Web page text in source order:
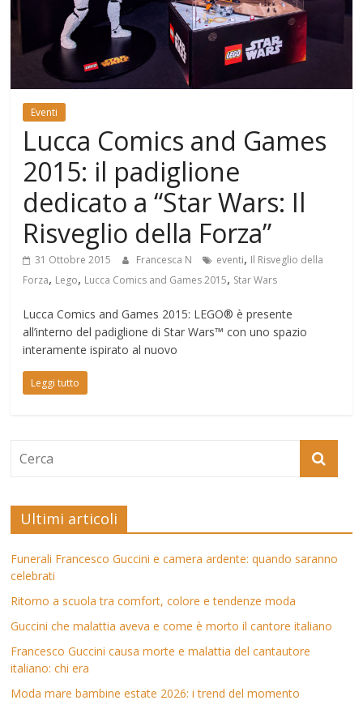
Eventi
Lucca Comics and Games
2015: il padiglione
dedicato a “Star Wars: Il
Risveglio della Forza”
31 Ottobre 2015 Francesca N eventi, Il Risveglio della
Forza, Lego, Lucca Comics and Games 2015, Star Wars
Lucca Comics and Games 2015: LEGO® è presente
all’interno del padiglione di Star Wars™ con uno spazio
interamente ispirato al nuovo
Leggi tutto
Ultimi articoli
Funerali Francesco Guccini e camera ardente: quando saranno
celebrati
Ritorno a scuola tra comfort, colore e tendenze moda
Guccini che malattia aveva e come è morto il cantore italiano
Francesco Guccini causa morte e malattia del cantautore
italiano: chi era
Moda mare bambine estate 2026: i trend del momento